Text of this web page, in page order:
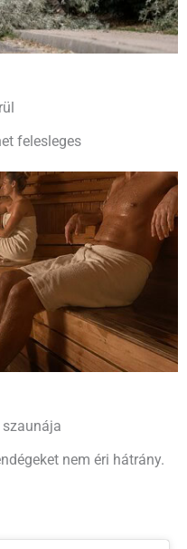
felesleges
szaunája
nem éri hátrány.